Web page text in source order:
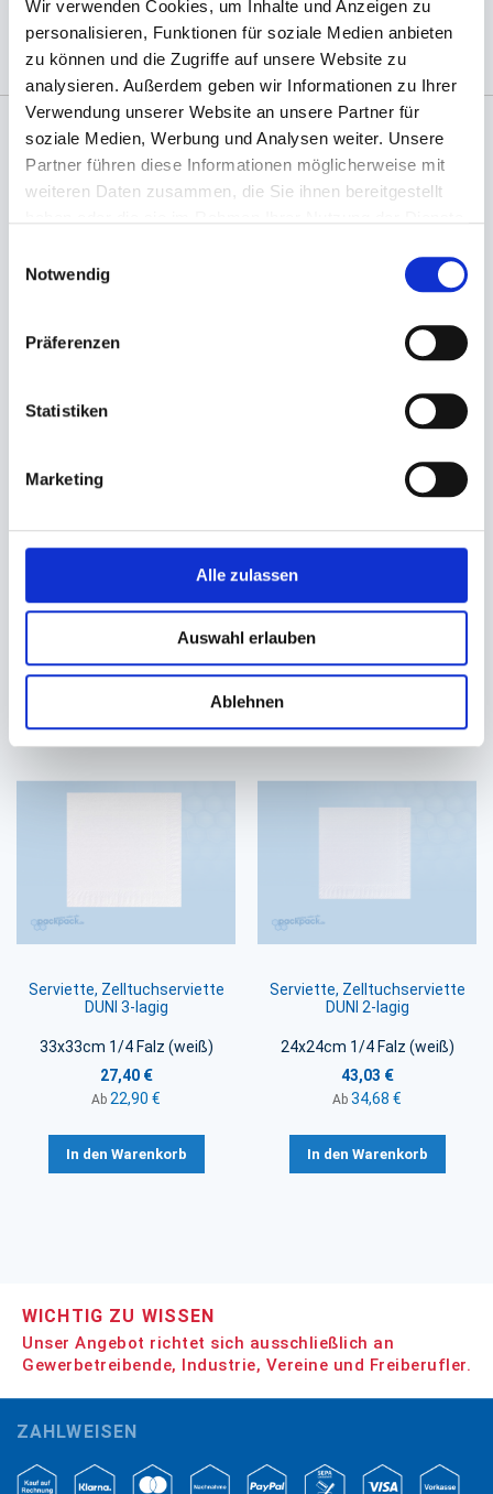
Wir verwenden Cookies, um Inhalte und Anzeigen zu
personalisieren, Funktionen für soziale Medien anbieten
zu können und die Zugriffe auf unsere Website zu
analysieren. Außerdem geben wir Informationen zu Ihrer
Verwendung unserer Website an unsere Partner für
soziale Medien, Werbung und Analysen weiter. Unsere
Partner führen diese Informationen möglicherweise mit
weiteren Daten zusammen, die Sie ihnen bereitgestellt
Notwendig
Präferenzen
Statistiken
Marketing
Alle zulassen
Auswahl erlauben
Ablehnen
Angaben zur Informationspflichten der GPSR
Produktsicherheitsverordnung:packpack.de GmbH, Am
Bullhamm 24-26, D-26441 Jever, info@packpack.de
interessiert sein
Serviette Spenderservietten
Zelltuch 2-lagig natur
16,3x24cm EcoNatural 216 TN
#832324
Serviette, Prägeserviette
Zelltuch 2-lagig natur
36,40 €
In den Warenkorb
Serviette, Zelltuchserviette
DUNI 3-lagig
33x33cm 1/4 Falz (weiß)
27,40 €
Ab 22,90 €
In den Warenkorb
Serviette, Zelltuchserviette
DUNI 2-lagig
24x24cm 1/4 Falz (weiß)
43,03 €
Ab 34,68 €
In den Warenkorb
WICHTIG ZU WISSEN
Unser Angebot richtet sich ausschließlich an
Gewerbetreibende, Industrie, Vereine und Freiberufler.
ZAHLWEISEN